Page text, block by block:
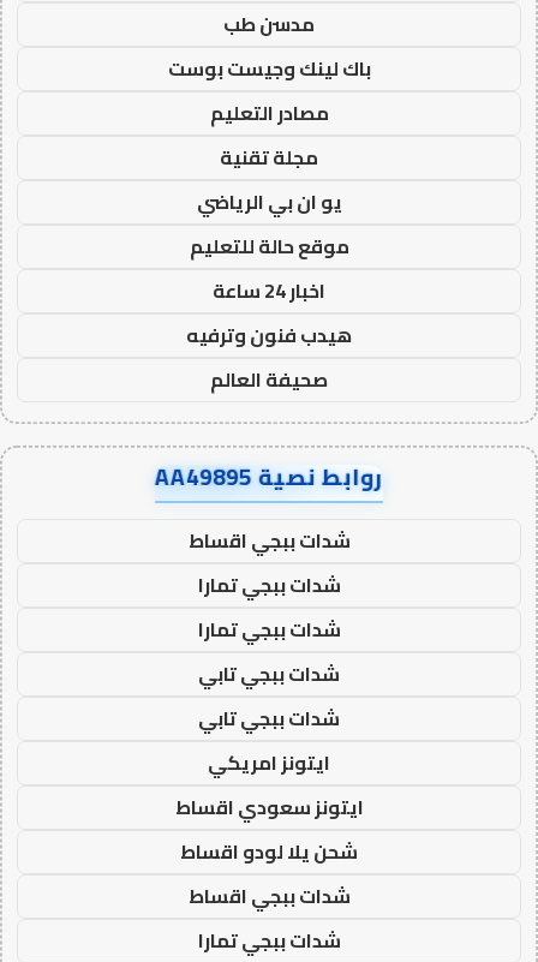
مدسن طب
باك لينك وجيست بوست
مصادر التعليم
مجلة تقنية
يو ان بي الرياضي
موقع حالة للتعليم
اخبار 24 ساعة
هيدب فنون وترفيه
صحيفة العالم
روابط نصية AA49895
شدات ببجي اقساط
شدات ببجي تمارا
شدات ببجي تمارا
شدات ببجي تابي
شدات ببجي تابي
ايتونز امريكي
ايتونز سعودي اقساط
شحن يلا لودو اقساط
شدات ببجي اقساط
شدات ببجي تمارا